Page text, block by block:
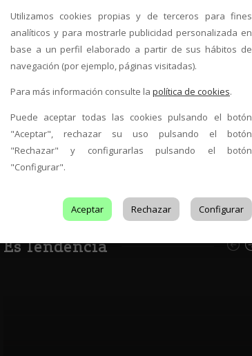
Es Tendencia
Utilizamos cookies propias y de terceros para fines
analíticos y para mostrarle publicidad personalizada en
base a un perfil elaborado a partir de sus hábitos de
navegación (por ejemplo, páginas visitadas).
Para más información consulte la política de cookies.
Puede aceptar todas las cookies pulsando el botón
"Aceptar", rechazar su uso pulsando el botón
"Rechazar" y configurarlas pulsando el botón
"Configurar".
Aceptar Rechazar Configurar